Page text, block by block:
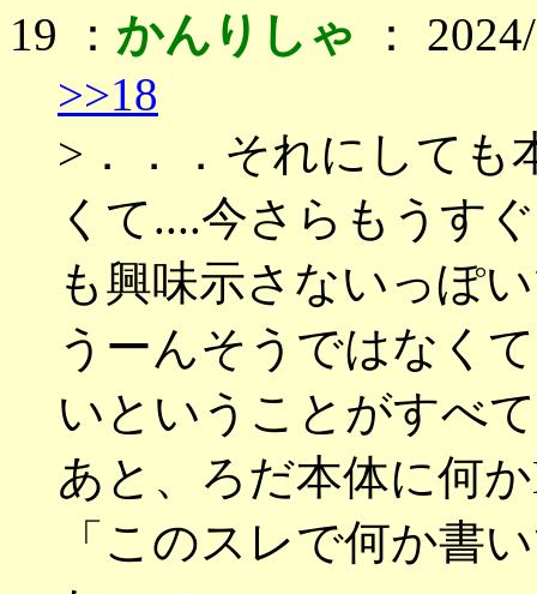
19 ： かんりしゃ ：
>>18
>．．．それにしても
くて....今さらもうす
も興味示さないっぽ
うーんそうではなく
いということがすべ
あと、ろだ本体に何
「このスレで何か書